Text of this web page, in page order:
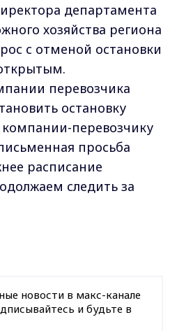
департамента
хозяйства региона
с отменой остановки
перевозчика
остановку
компании-перевозчику
просьба
расписание
следить за
новости в макс-канале
и будьте в